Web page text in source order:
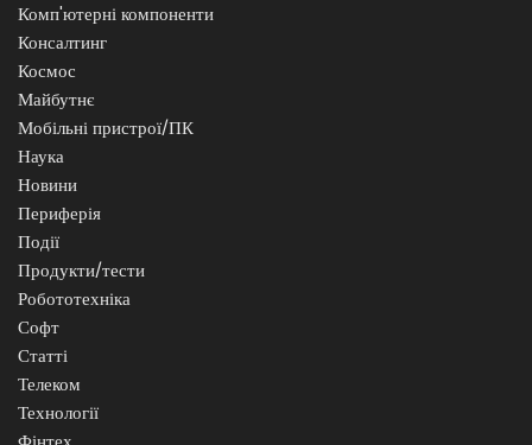
Комп'ютерні компоненти
Консалтинг
Космос
Майбутнє
Мобільні пристрої/ПК
Наука
Новини
Периферія
Події
Продукти/тести
Робототехніка
Софт
Статті
Телеком
Технології